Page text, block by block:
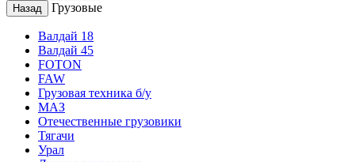
Назад
Грузовые
Валдай 18
Валдай 45
FOTON
FAW
Грузовая техника б/у
МАЗ
Отечественные грузовики
Тягачи
Урал